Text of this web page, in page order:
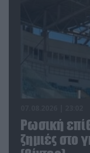
Ρωσική
ζημιές στο